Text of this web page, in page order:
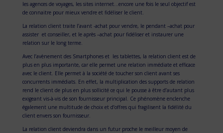
les agences de voyages, les sites internet…encore une fois le seul objectif est
de connaitre pour mieux vendre et fidéliser le client.
La relation client traite l’avant -achat pour vendre, le pendant –achat pour
assister et conseiller, et le après –achat pour fidéliser et instaurer une
relation sur le long terme.
Avec l’avènement des Smartphones et les tablettes, la relation client est de
plus en plus importante, car elle permet une relation immédiate et efficace
avec le client. Elle permet à la société de toucher son client avant ses
concurrents immédiats. En effet, la multiplication des supports de relation
rend le client de plus en plus sollicité ce qui le pousse à être d’autant plus
exigeant vis-à-vis de son fournisseur principal. Ce phénomène enclenche
également une multitude de choix et d’offres qui fragilisent la fidélité du
client envers son fournisseur.
La relation client deviendra dans un futur proche le meilleur moyen de